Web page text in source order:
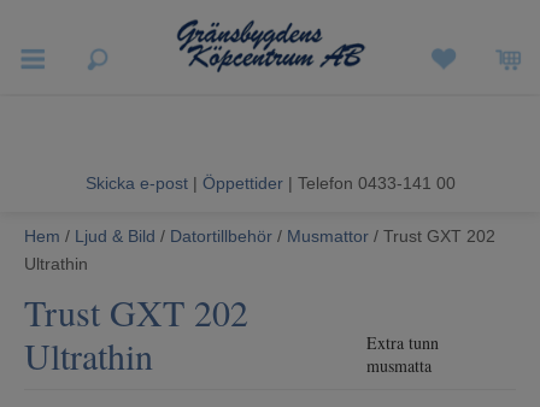
Hushållsapparater
Ljud & Bild
Luftvård och Värme
Skicka e-post | Öppettider| Telefon 0433-141 00
Hem / Ljud & Bild / Datortillbehör / Musmattor / Trust GXT 202
Ultrathin
Trust GXT 202
Ultrathin
Extra tunn
musmatta